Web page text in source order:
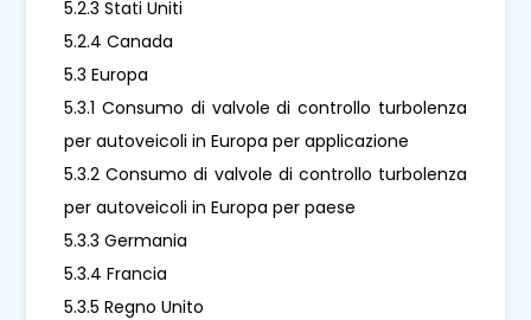
5.2.3 Stati Uniti
5.2.4 Canada
5.3 Europa
5.3.1 Consumo di valvole di controllo turbolenza
per autoveicoli in Europa per applicazione
5.3.2 Consumo di valvole di controllo turbolenza
per autoveicoli in Europa per paese
5.3.3 Germania
5.3.4 Francia
5.3.5 Regno Unito